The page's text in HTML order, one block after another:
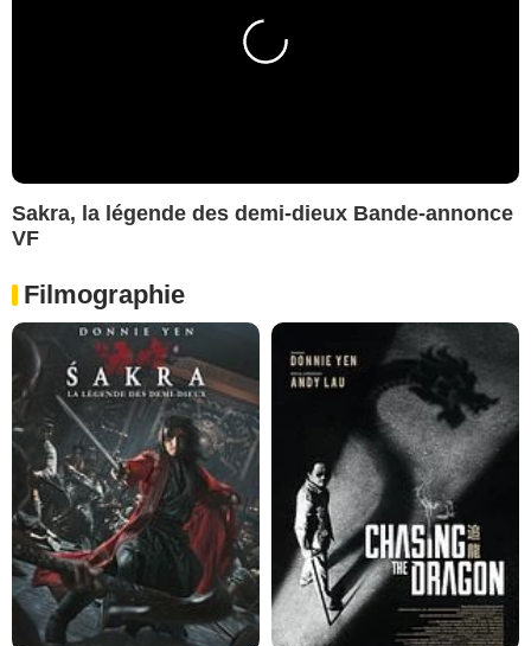
Sakra, la légende des demi-dieux Bande-annonce
VF
Filmographie